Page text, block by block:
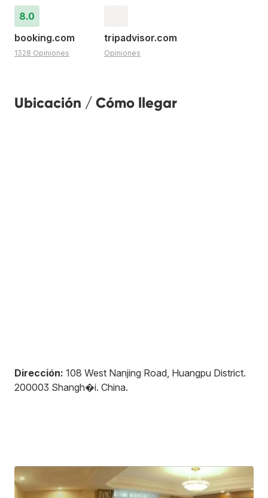
8.0
booking.com
1328 Opiniones
tripadvisor.com
Opiniones
Ubicación / Cómo llegar
Dirección: 108 West Nanjing Road, Huangpu District.
200003 Shangh�i. China.